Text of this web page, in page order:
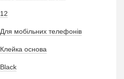
12
Для мобільних телефонів
Клейка основа
Black